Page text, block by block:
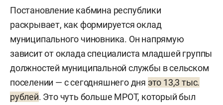
Постановление кабмина республики
раскрывает, как формируется оклад
муниципального чиновника. Он напрямую
зависит от оклада специалиста младшей группы
должностей муниципальной службы в сельском
поселении — с сегодняшнего дня это 13,3 тыс.
рублей. Это чуть больше МРОТ, который был